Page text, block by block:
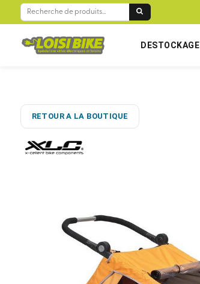
RECHERCHE
DESTOCKAGE
RETOUR A LA BOUTIQUE